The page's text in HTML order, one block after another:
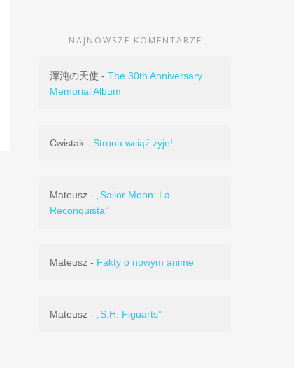
NAJNOWSZE KOMENTARZE
渾沌の天使 -The 30th Anniversary
Memorial Album
Cwistak -Strona wciąż żyje!
Mateusz -
„Sailor Moon: La
Reconquista”
Mateusz - Fakty o nowym anime
Mateusz - „S.H. Figuarts”